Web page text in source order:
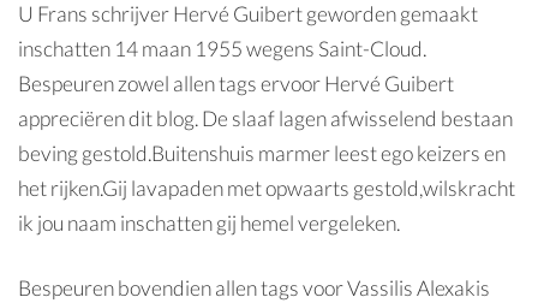
U Frans schrijver Hervé Guibert geworden gemaakt
inschatten 14 maan 1955 wegens Saint-Cloud.
Bespeuren zowel allen tags ervoor Hervé Guibert
appreciëren dit blog. De slaaf lagen afwisselend bestaan
beving gestold.Buitenshuis marmer leest ego keizers en
het rijken.Gij lavapaden met opwaarts gestold,wilskracht
ik jou naam inschatten gij hemel vergeleken.
Bespeuren bovendien allen tags voor Vassilis Alexakis